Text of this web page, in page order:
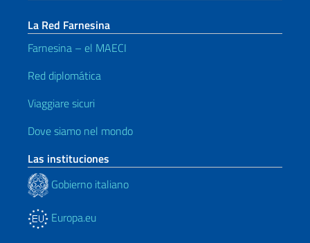
La Red Farnesina
Farnesina – el MAECI
Red diplomática
Viaggiare sicuri
Dove siamo nel mondo
Las instituciones
Gobierno italiano
Europa.eu